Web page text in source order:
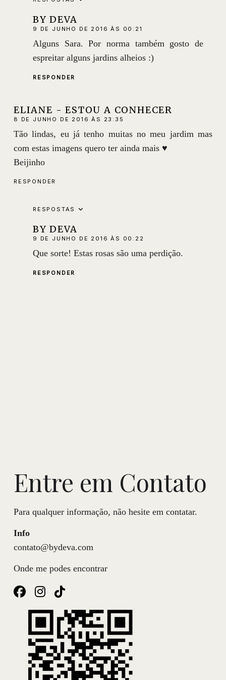
BY DEVA
9 DE JUNHO DE 2016 ÀS 00:21
Alguns Sara. Por norma também gosto de
espreitar alguns jardins alheios :)
RESPONDER
ELIANE - ESTOU A CONHECER
8 DE JUNHO DE 2016 ÀS 23:35
Tão lindas, eu já tenho muitas no meu jardim mas
com estas imagens quero ter ainda mais ♥
Beijinho
RESPONDER
RESPOSTAS
BY DEVA
9 DE JUNHO DE 2016 ÀS 00:22
Que sorte! Estas rosas são uma perdição.
RESPONDER
Entre em Contato
Para qualquer informação, não hesite em contatar.
Info
contato@bydeva.com
Onde me podes encontrar